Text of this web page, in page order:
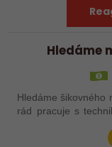
Hledáme
Hledáme šikovného
rád pracuje s
dopravníků a
Nabízíme stabilní